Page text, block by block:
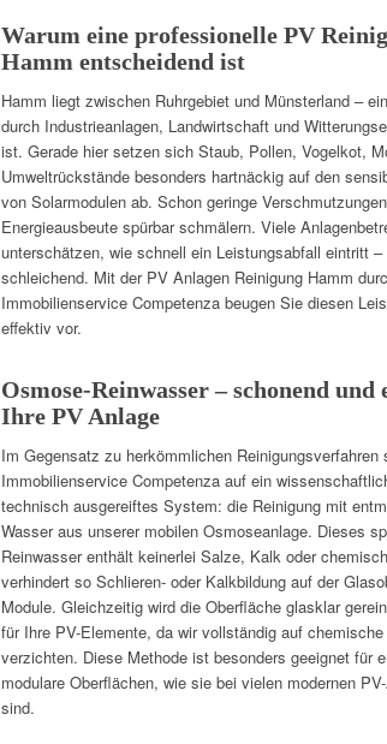
Warum eine professionelle PV
Hamm entscheidend ist
Hamm liegt zwischen Ruhrgebiet und Münsterland –
durch Industrieanlagen, Landwirtschaft und
ist. Gerade hier setzen sich Staub, Pollen, Vogelkot,
Umweltrückstände besonders hartnäckig auf den
von Solarmodulen ab. Schon geringe
Energieausbeute spürbar schmälern. Viele
unterschätzen, wie schnell ein Leistungsabfall eintritt
schleichend. Mit der PV Anlagen Reinigung Hamm
Immobilienservice Competenza beugen Sie diesen
effektiv vor.
Osmose-Reinwasser – schonend
Ihre PV Anlage
Im Gegensatz zu herkömmlichen Reinigungsverfahren
Immobilienservice Competenza auf ein
technisch ausgereiftes System: die Reinigung mit
Wasser aus unserer mobilen Osmoseanlage. Dieses
Reinwasser enthält keinerlei Salze, Kalk oder
verhindert so Schlieren- oder Kalkbildung auf der
Module. Gleichzeitig wird die Oberfläche glasklar
für Ihre PV-Elemente, da wir vollständig auf
verzichten. Diese Methode ist besonders geeignet für
modulare Oberflächen, wie sie bei vielen modernen
sind.